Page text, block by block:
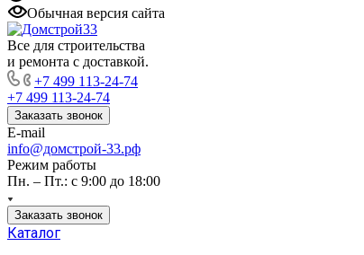
Обычная версия сайта
Все для строительства
и ремонта с доставкой.
+7 499 113-24-74
+7 499 113-24-74
Заказать звонок
E-mail
info@домстрой-33.рф
Режим работы
Пн. – Пт.: с 9:00 до 18:00
Заказать звонок
Каталог